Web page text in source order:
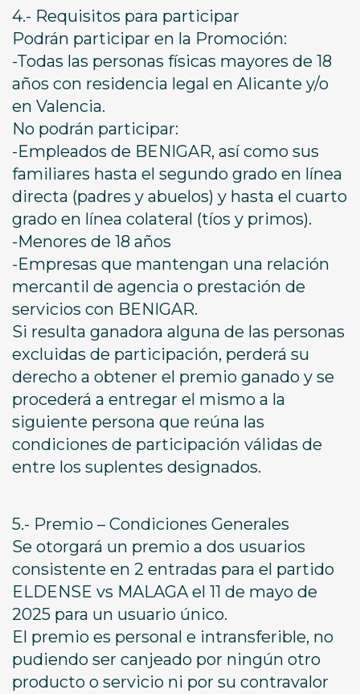
4.- Requisitos para participar
Podrán participar en la Promoción:
-Todas las personas físicas mayores de 18
años con residencia legal en Alicante y/o
en Valencia.
No podrán participar:
-Empleados de BENIGAR, así como sus
familiares hasta el segundo grado en línea
directa (padres y abuelos) y hasta el cuarto
grado en línea colateral (tíos y primos).
-Menores de 18 años
-Empresas que mantengan una relación
mercantil de agencia o prestación de
servicios con BENIGAR.
Si resulta ganadora alguna de las personas
excluidas de participación, perderá su
derecho a obtener el premio ganado y se
procederá a entregar el mismo a la
siguiente persona que reúna las
condiciones de participación válidas de
entre los suplentes designados.
5.- Premio – Condiciones Generales
Se otorgará un premio a dos usuarios
consistente en 2 entradas para el partido
ELDENSE vs MALAGA el 11 de mayo de
2025 para un usuario único.
El premio es personal e intransferible, no
pudiendo ser canjeado por ningún otro
producto o servicio ni por su contravalor